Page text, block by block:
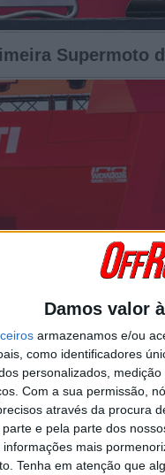
Damos valor
armazenamos e/ou
como identificadores
personalizados,
Com a sua permissão,
através da procura
e pela parte dos
mais
Tenha em atenção que
Supermoto